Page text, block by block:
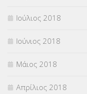
Ιούλιος 2018
Ιούνιος 2018
Μάιος 2018
Απρίλιος 2018